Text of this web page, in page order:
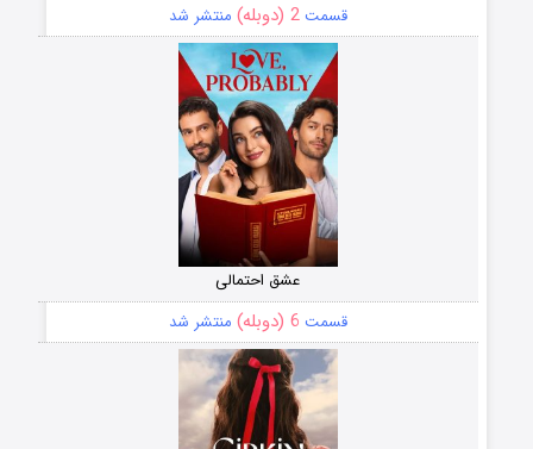
قسمت2 (دوبله) منتشر شد
عشق احتمالی
قسمت 6 (دوبله) منتشر شد